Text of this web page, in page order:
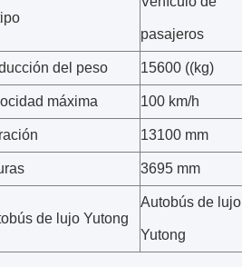
pasajeros
del peso 15600 ((kg)
máxima 100 km/h
13100 mm
3695 mm
de lujo Yutong
Autobús de lujo
Yutong